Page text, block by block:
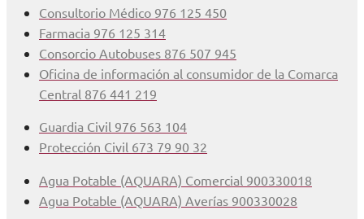
Consultorio Médico 976 125 450
Farmacia 976 125 314
Consorcio Autobuses 876 507 945
Oficina de información al consumidor de la Comarca
Central 876 441 219
Guardia Civil 976 563 104
Protección Civil 673 79 90 32
Agua Potable (AQUARA) Comercial 900330018
Agua Potable (AQUARA) Averías 900330028